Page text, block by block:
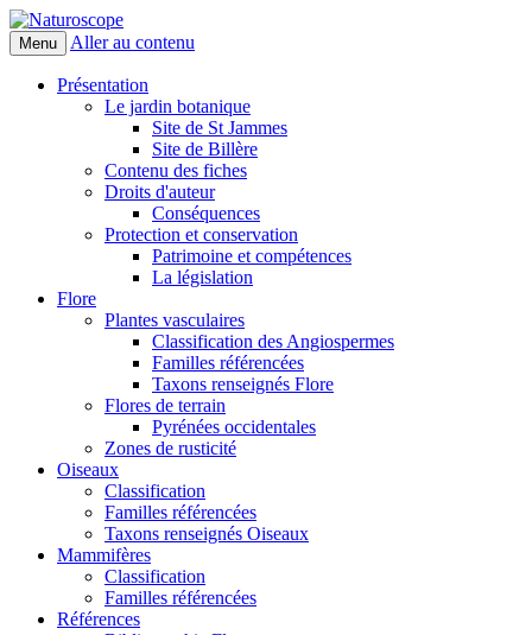
Naturoscope
Menu Aller au contenu
Présentation
Le jardin botanique
Site de St Jammes
Site de Billère
Contenu des fiches
Droits d'auteur
Conséquences
Protection et conservation
Patrimoine et compétences
La législation
Flore
Plantes vasculaires
Classification des Angiospermes
Familles référencées
Taxons renseignés Flore
Flores de terrain
Pyrénées occidentales
Zones de rusticité
Oiseaux
Classification
Familles référencées
Taxons renseignés Oiseaux
Mammifères
Classification
Familles référencées
Références